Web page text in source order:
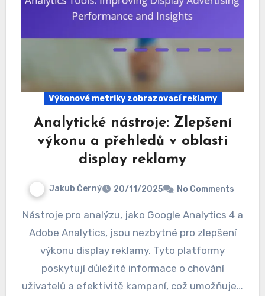
Výkonové metriky zobrazovací reklamy
Analytické nástroje: Zlepšení
výkonu a přehledů v oblasti
display reklamy
Jakub Černý 20/11/2025 No Comments
Nástroje pro analýzu, jako Google Analytics 4 a
Adobe Analytics, jsou nezbytné pro zlepšení
výkonu display reklamy. Tyto platformy
poskytují důležité informace o chování
uživatelů a efektivitě kampaní, což umožňuje…